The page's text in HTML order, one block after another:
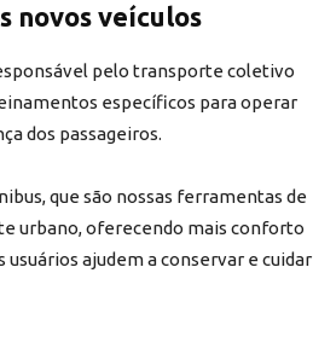
novos veículos
pelo transporte coletivo
específicos para operar
dos passageiros.
que são nossas ferramentas de
urbano, oferecendo mais conforto
ajudem a conservar e cuidar